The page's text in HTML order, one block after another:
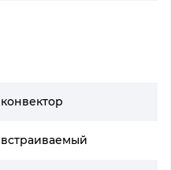
конвектор
встраиваемый